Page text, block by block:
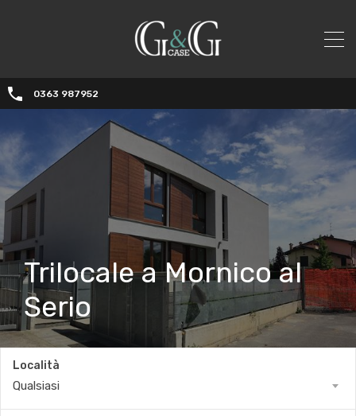
0363 987952
Trilocale a Mornico al
Serio
Località
Qualsiasi